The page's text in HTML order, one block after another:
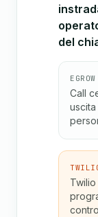
del
EGROW
Call